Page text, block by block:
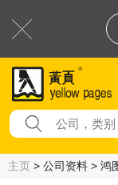
主页 > 公司资料 > 鸿